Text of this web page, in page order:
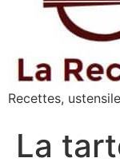
Recettes,
La